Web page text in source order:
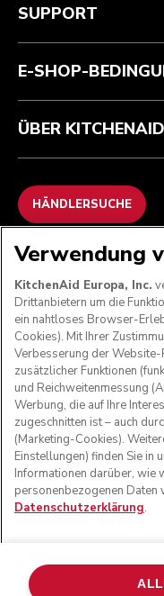
Garantie und Dokumente
Kontaktieren Sie uns.
Rückgaben und Erstattungen
Impressum
ODR
SUPPORT
E-SHOP-
ÜBER KITCHENAID
HÄNDLERSUCHE
und das Design der
Marken in den
Verwendung
KitchenAid Europa, Inc.
Drittanbietern um die
ein nahtloses Browser-
Cookies). Mit Ihrer
Verbesserung der
zusätzlicher Funktionen
und Reichweitenmessung
Werbung, die auf Ihre
zugeschnitten ist – auch
(Marketing-Cookies).
Einstellungen) finden Sie in
Informationen darüber, wie
personenbezogenen Daten
Datenschutzerklärung.